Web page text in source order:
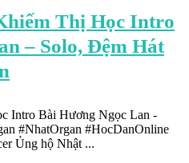
Thị Học Intro
– Solo, Đệm Hát
Intro Bài Hương Ngọc Lan -
#NhatOrgan #HocDanOnline
Ủng hộ Nhật ...